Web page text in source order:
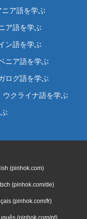
ニア語を学ぶ
ア語を学ぶ
ン語を学ぶ
ニア語を学ぶ
ログ語を学ぶ
ウクライナ語を学ぶ
(pinhok.com)
(pinhok.com/de)
(pinhok.com/fr)
(pinhok.com/pt)